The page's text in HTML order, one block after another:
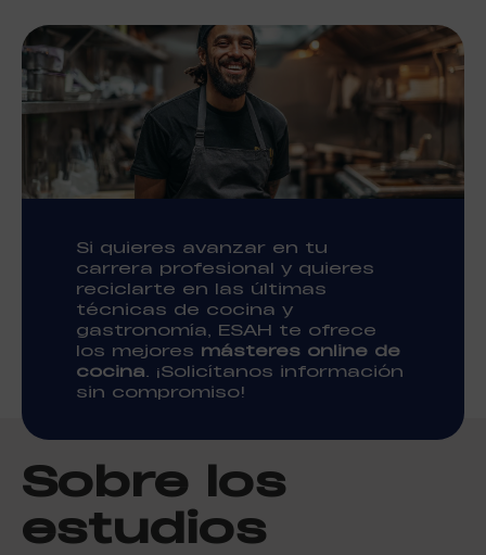
Si quieres avanzar en tu
carrera profesional y quieres
reciclarte en las últimas
técnicas de cocina y
gastronomía, ESAH te ofrece
los mejores másteres online de
cocina . ¡Solicítanos información
sin compromiso!
Sobre los
estudios